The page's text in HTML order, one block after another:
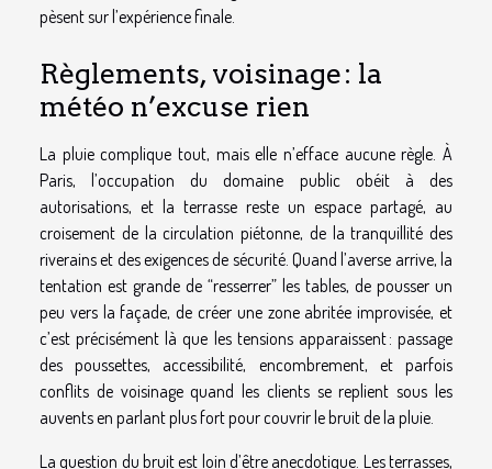
pèsent sur l’expérience finale.
Règlements, voisinage : la
météo n’excuse rien
La pluie complique tout, mais elle n’efface aucune règle. À
Paris, l’occupation du domaine public obéit à des
autorisations, et la terrasse reste un espace partagé, au
croisement de la circulation piétonne, de la tranquillité des
riverains et des exigences de sécurité. Quand l’averse arrive, la
tentation est grande de “resserrer” les tables, de pousser un
peu vers la façade, de créer une zone abritée improvisée, et
c’est précisément là que les tensions apparaissent : passage
des poussettes, accessibilité, encombrement, et parfois
conflits de voisinage quand les clients se replient sous les
auvents en parlant plus fort pour couvrir le bruit de la pluie.
La question du bruit est loin d’être anecdotique. Les terrasses,